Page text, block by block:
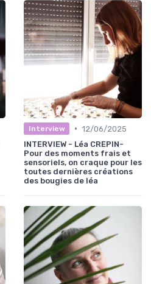
Interview • 12/06/2025
INTERVIEW - Léa CREPIN-
Pour des moments frais et
sensoriels, on craque pour les
toutes dernières créations
des bougies de léa